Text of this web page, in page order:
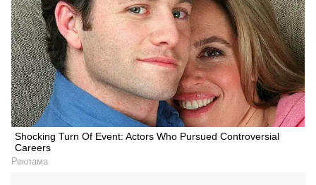
Shocking Turn Of Event: Actors Who Pursued Controversial
Careers
Реклама